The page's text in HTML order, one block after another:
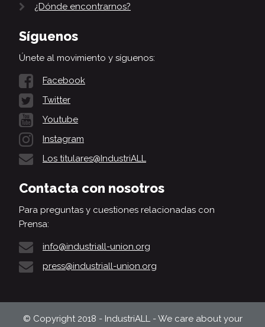
¿Dónde encontrarnos?
Síguenos
Únete al movimiento y síguenos:
Facebook
Twitter
Youtube
Instagram
Los titulares@IndustriALL
Contacta con nosotros
Para preguntas y cuestiones relacionadas con
Prensa:
info@industriall-union.org
press@industriall-union.org
© Copyright 2018 - IndustriALL - We care about your